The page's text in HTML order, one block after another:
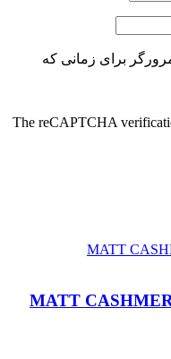
برای زمانی که
The reCAPTCHA